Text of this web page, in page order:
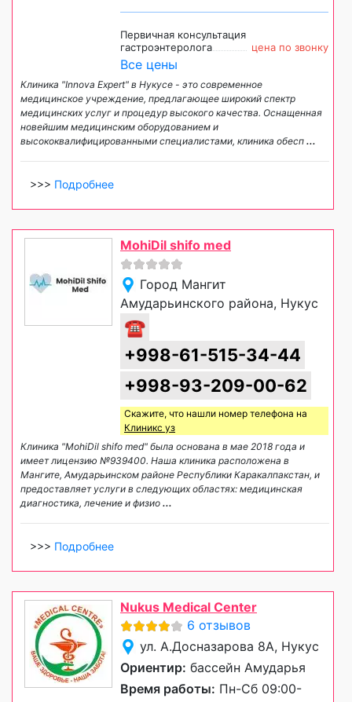
Первичная консультация
гастроэнтеролога
цена по звонку
Все цены
Клиника "Innova Expert" в Нукусе - это современное
медицинское учреждение, предлагающее широкий спектр
медицинских услуг и процедур высокого качества. Оснащенная
новейшим медицинским оборудованием и
высококвалифицированными специалистами, клиника обесп ...
>>> Подробнее
MohiDil shifo med
Город Мангит
Амударьинского района, Нукус
☎
+998-61-515-34-44
+998-93-209-00-62
Скажите, что нашли номер телефона на
Клиникс уз
Клиника "MohiDil shifo med" была основана в мае 2018 года и
имеет лицензию №939400. Наша клиника расположена в
Мангите, Амударьинском районе Республики Каракалпакстан, и
предоставляет услуги в следующих областях: медицинская
диагностика, лечение и физио ...
>>> Подробнее
Nukus Medical Center
6 отзывов
ул. А.Досназарова 8А, Нукус
Ориентир: бассейн Амударья
Время работы: Пн-Сб 09:00-